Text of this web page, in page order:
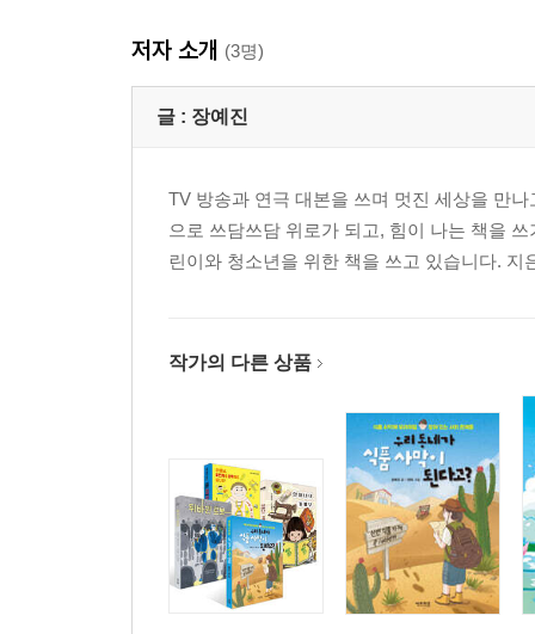
저자 소개 (3명)
글 : 장예진
TV 방송과 연극 대본을 쓰며 멋진 세상을 만
으로 쓰담쓰담 위로가 되고, 힘이 나는 책을
린이와 청소년을 위한 책을 쓰고 있습니다.
작가의 다른 상품